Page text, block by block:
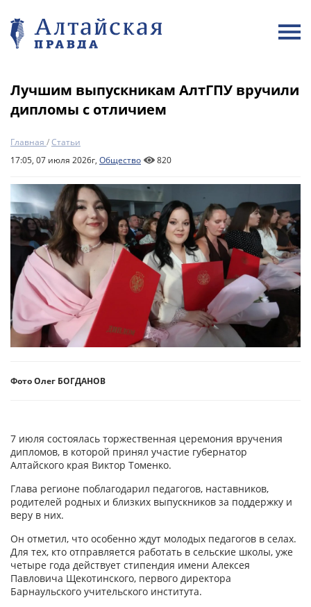
Лучшим выпускникам АлтГПУ вручили
дипломы с отличием
Главная /Статьи
17:05, 07 июля 2026г, Общество 820
Фото Олег БОГДАНОВ
7 июля состоялась торжественная церемония вручения
дипломов, в которой принял участие губернатор
Алтайского края Виктор Томенко.
Глава регионе поблагодарил педагогов, наставников,
родителей родных и близких выпускников за поддержку и
веру в них.
Он отметил, что особенно ждут молодых педагогов в селах.
Для тех, кто отправляется работать в сельские школы, уже
четыре года действует стипендия имени Алексея
Павловича Щекотинского, первого директора
Барнаульского учительского института.